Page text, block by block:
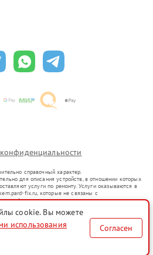
справочный характер.
для описания устройств, в отношении которых
услуги по ремонту. Услуги оказываются в
fix.ru, которые не связаны с
их официальными представителями.
введенных в гражданский оборот в соответствии
цели индивидуализации услуг или введения
информирования о предоставляемых услугах по
публичной офертой, определяемой
кодекса РФ
cookie. Вы можете
использования
Согласен